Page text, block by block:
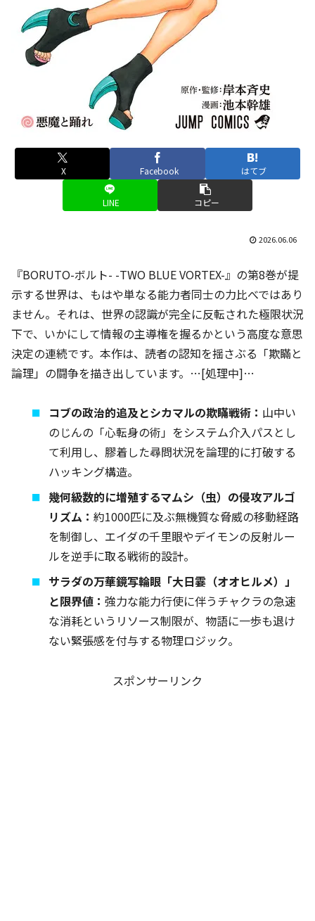
X Facebook はてブ
LINE コピー
2026.06.06
『BORUTO-ボルト- -TWO BLUE VORTEX-』の第8巻が提
示する世界は、もはや単なる能力者同士の力比べではあり
ません。それは、世界の認識が完全に反転された極限状況
下で、いかにして情報の主導権を握るかという高度な意思
決定の連続です。本作は、読者の認知を揺さぶる「欺瞞と
論理」の闘争を描き出しています。…[処理中]…
コブの政治的追及とシカマルの欺瞞戦術： 山中い
のじんの「心転身の術」をシステム介入パスとし
て利用し、膠着した尋問状況を論理的に打破する
ハッキング構造。
幾何級数的に増殖するマムシ（虫）の侵攻アルゴ
リズム：約1000匹に及ぶ無機質な脅威の移動経路
を制御し、エイダの千里眼やデイモンの反射ルー
ルを逆手に取る戦術的設計。
サラダの万華鏡写輪眼「大日霎（オオヒルメ）」
と限界値：強力な能力行使に伴うチャクラの急速
な消耗というリソース制限が、物語に一歩も退け
ない緊張感を付与する物理ロジック。
スポンサーリンク